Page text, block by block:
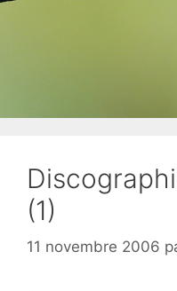
(1)
11 novembre 2006